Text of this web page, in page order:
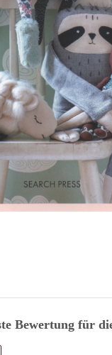
Bewertung für